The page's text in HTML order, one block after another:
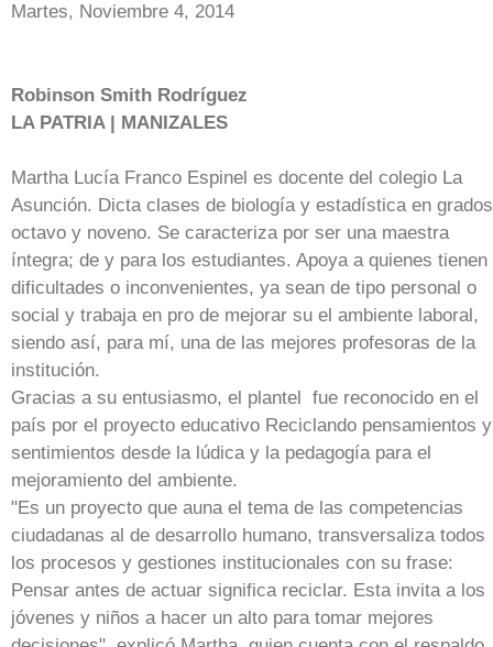
Martes, Noviembre 4, 2014
Robinson Smith Rodríguez
LA PATRIA | MANIZALES
Martha Lucía Franco Espinel es docente del colegio La
Asunción. Dicta clases de biología y estadística en grados
octavo y noveno. Se caracteriza por ser una maestra
íntegra; de y para los estudiantes. Apoya a quienes tienen
dificultades o inconvenientes, ya sean de tipo personal o
social y trabaja en pro de mejorar su el ambiente laboral,
siendo así, para mí, una de las mejores profesoras de la
institución.
Gracias a su entusiasmo, el plantel fue reconocido en el
país por el proyecto educativo Reciclando pensamientos y
sentimientos desde la lúdica y la pedagogía para el
mejoramiento del ambiente.
"Es un proyecto que auna el tema de las competencias
ciudadanas al de desarrollo humano, transversaliza todos
los procesos y gestiones institucionales con su frase:
Pensar antes de actuar significa reciclar. Esta invita a los
jóvenes y niños a hacer un alto para tomar mejores